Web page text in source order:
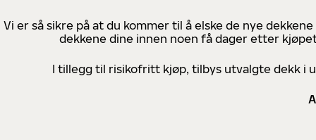
Vi er så sikre på at du kommer til å elske de nye
dekkene dine innen noen få dager etter
I tillegg til risikofritt kjøp, tilbys utvalgte dekk i